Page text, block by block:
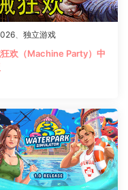
、 独立游戏
欢（Machine Party）中